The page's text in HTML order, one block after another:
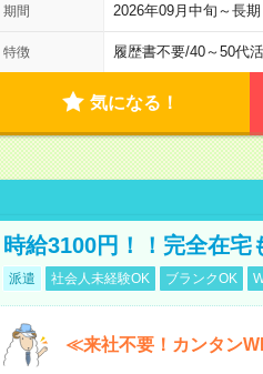
期間 2026年09月中旬～長
特徴 履歴書不要/40～50代
気になる！
時給3100円！！完全在
派遣 社会人未経験OK ブランクOK
≪来社不要！カンタン